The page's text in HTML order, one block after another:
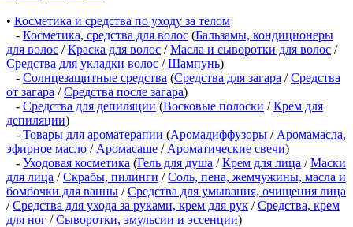
• Косметика и средства по уходу за телом
- Косметика, средства для волос (Бальзамы, кондиционеры
для волос /Краска для волос /Масла и сыворотки для волос /
Средства для укладки волос /Шампунь)
- Солнцезащитные средства (Средства для загара /Средства
от загара /Средства после загара)
- Средства для депиляции (Восковые полоски /Крем для
депиляции)
- Товары для ароматерапии (Аромадиффузоры / Аромамасла,
эфирное масло / Аромасаше / Ароматические свечи)
- Уходовая косметика (Гель для душа /Крем для лица /Маски
для лица /Скрабы, пилинги /Соль, пена, жемчужины, масла и
бомбочки для ванны /Средства для умывания, очищения лица
/Средства для ухода за руками, крем для рук /Средства, крем
для ног /Сыворотки, эмульсии и эссенции)